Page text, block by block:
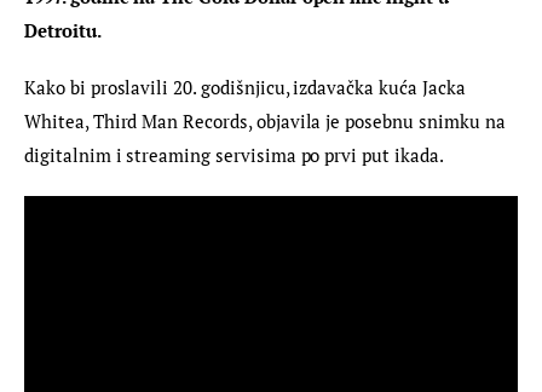
Detroitu.
Kako bi proslavili 20. godišnjicu, izdavačka kuća Jacka
Whitea, Third Man Records, objavila je posebnu snimku na
digitalnim i streaming servisima po prvi put ikada.